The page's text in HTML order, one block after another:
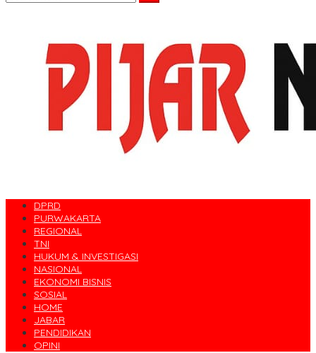
DPRD
PURWAKARTA
REGIONAL
TNI
HUKUM & INVESTIGASI
NASIONAL
EKONOMI BISNIS
SOSIAL
HOME
JABAR
PENDIDIKAN
OPINI